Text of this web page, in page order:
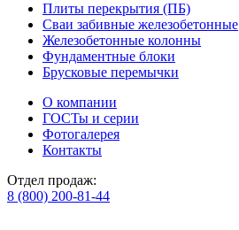
Плиты перекрытия (ПБ)
Сваи забивные железобетонные
Железобетонные колонны
Фундаментные блоки
Брусковые перемычки
О компании
ГОСТы и серии
Фотогалерея
Контакты
Отдел продаж:
8 (800) 200-81-44